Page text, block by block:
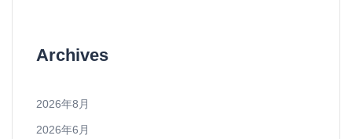
Archives
2026年8月
2026年6月